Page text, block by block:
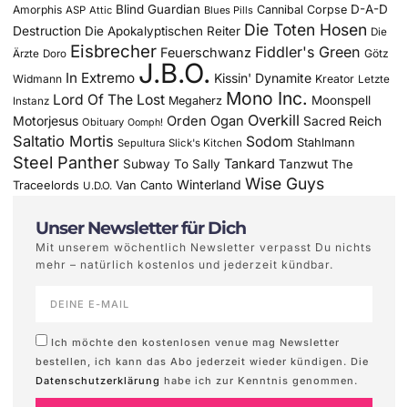
Amorphis ASP Attic Blind Guardian Blues Pills Cannibal Corpse D-A-D
Destruction Die Apokalyptischen Reiter Die Toten Hosen Die
Ärzte Doro Eisbrecher Feuerschwanz Fiddler's Green Götz
Widmann In Extremo J.B.O. Kissin' Dynamite Kreator Letzte
Instanz Lord Of The Lost Megaherz Mono Inc. Moonspell
Motorjesus Obituary Oomph! Orden Ogan Overkill Sacred Reich
Saltatio Mortis Sepultura Slick's Kitchen Sodom Stahlmann
Steel Panther Subway To Sally Tankard Tanzwut The
Traceelords U.D.O. Van Canto Winterland Wise Guys
Unser Newsletter für Dich
Mit unserem wöchentlich Newsletter verpasst Du nichts
mehr – natürlich kostenlos und jederzeit kündbar.
Ich möchte den kostenlosen venue mag Newsletter
bestellen, ich kann das Abo jederzeit wieder kündigen. Die
Datenschutzerklärung habe ich zur Kenntnis genommen.